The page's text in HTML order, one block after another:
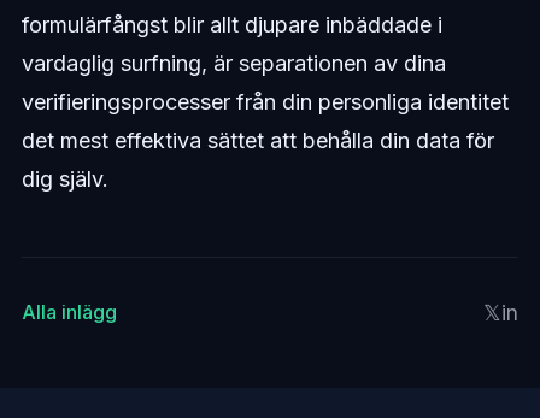
formulärfångst blir allt djupare inbäddade i
vardaglig surfning, är separationen av dina
verifieringsprocesser från din personliga identitet
det mest effektiva sättet att behålla din data för
dig själv.
Alla inlägg 𝕏in